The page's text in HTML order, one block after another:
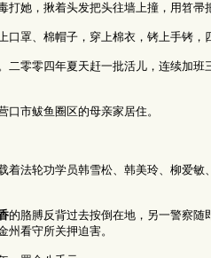
她，揪着头发把头往墙上撞，用笤帚
口罩、棉帽子，穿上棉衣，铐上手铐，
二零零四年夏天赶一批活儿，连续加
口市鲅鱼圈区的母亲家居住。
着法轮功学员韩雪松、韩美玲、柳爱
的胳膊反背过去按倒在地，另一警察
看守所关押迫害。